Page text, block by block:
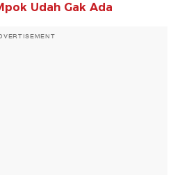
Udah Gak Ada